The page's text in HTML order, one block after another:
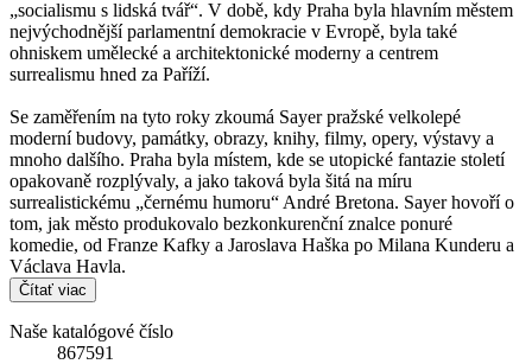
„socialismu s lidská tvář“. V době, kdy Praha byla hlavním městem
nejvýchodnější parlamentní demokracie v Evropě, byla také
ohniskem umělecké a architektonické moderny a centrem
surrealismu hned za Paříží.
Se zaměřením na tyto roky zkoumá Sayer pražské velkolepé
moderní budovy, památky, obrazy, knihy, filmy, opery, výstavy a
mnoho dalšího. Praha byla místem, kde se utopické fantazie století
opakovaně rozplývaly, a jako taková byla šitá na míru
surrealistickému „černému humoru“ André Bretona. Sayer hovoří o
tom, jak město produkovalo bezkonkurenční znalce ponuré
komedie, od Franze Kafky a Jaroslava Haška po Milana Kunderu a
Václava Havla.
Čítať viac
Naše katalógové číslo
867591